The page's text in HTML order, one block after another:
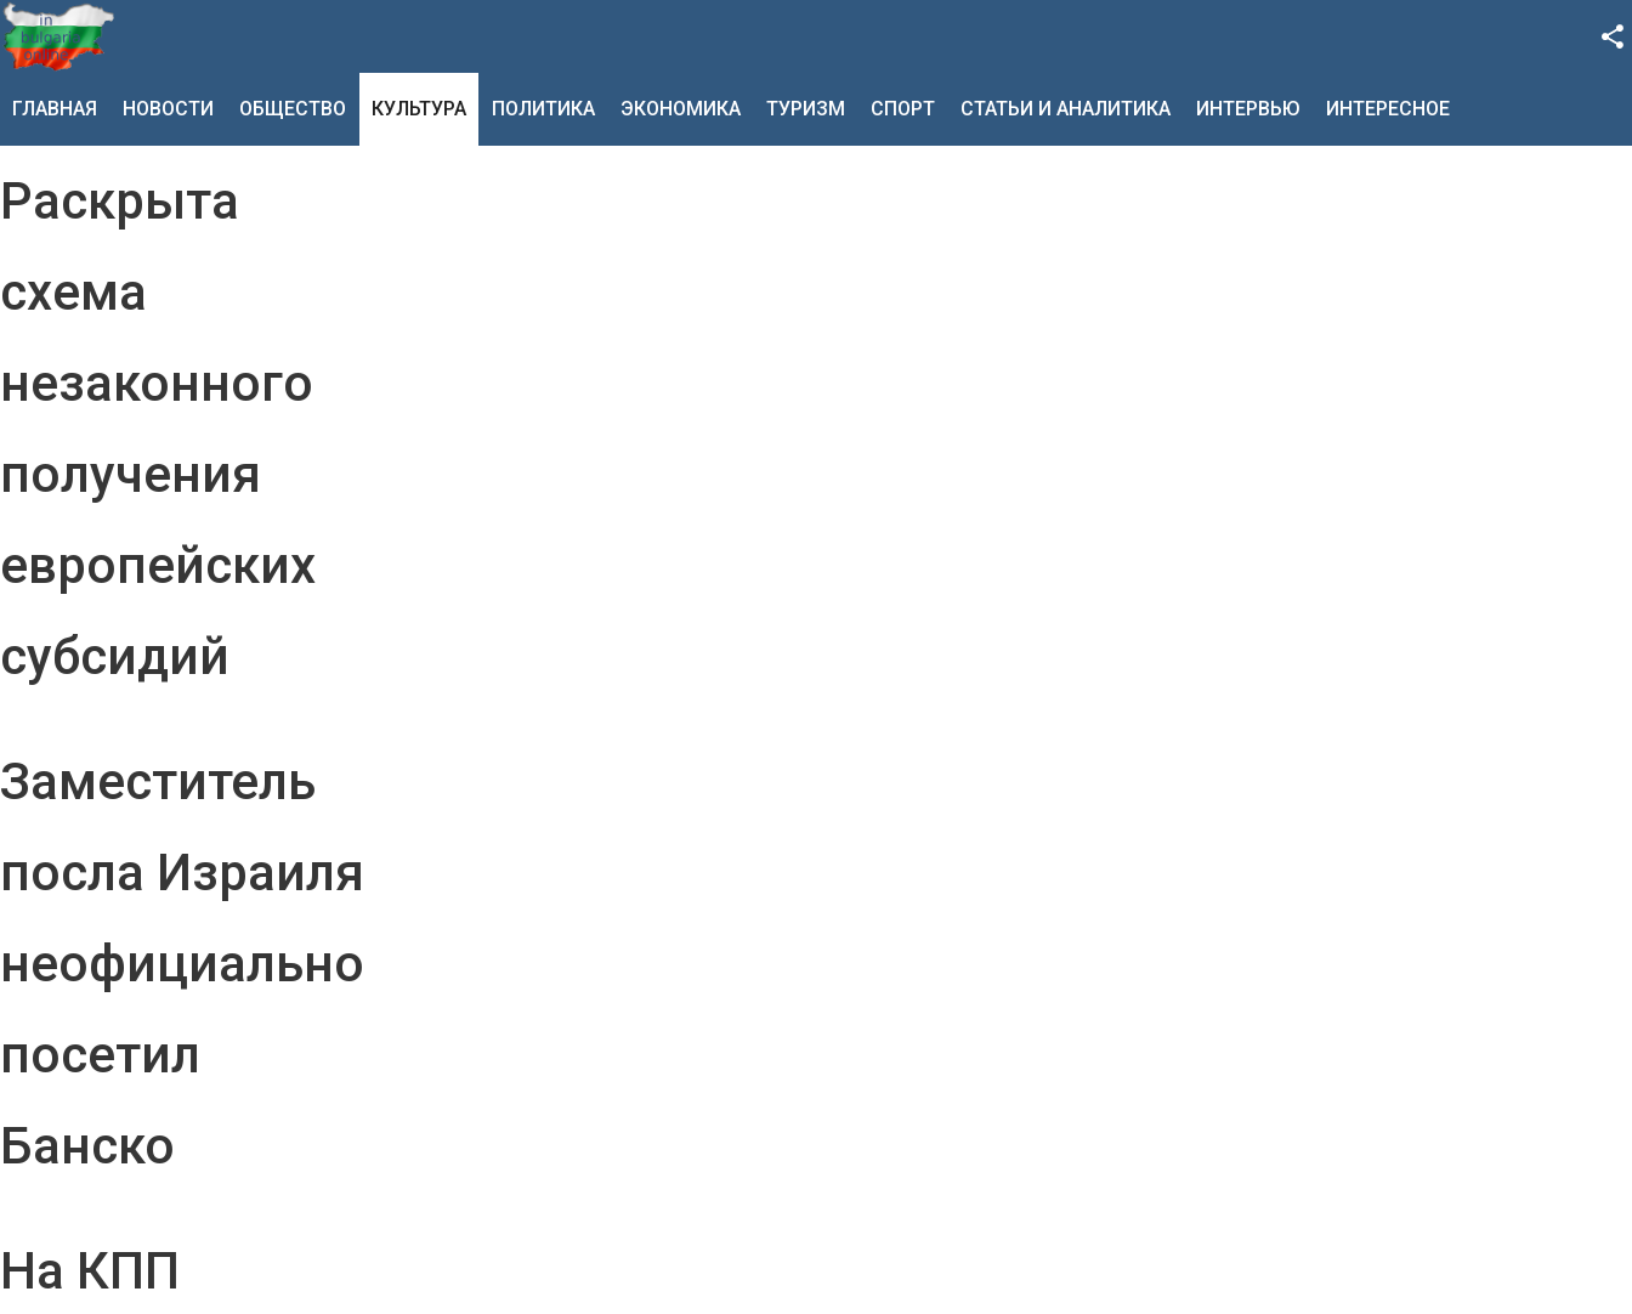
Google+
ГЛАВНАЯ НОВОСТИ ОБЩЕСТВО КУЛЬТУРА ПОЛИТИКА ЭКОНОМИКА ТУРИЗМ СПОРТ СТАТЬИ И АНАЛИТИКА ИНТЕРВЬЮ ИНТЕРЕСНОЕ
Раскрыта
схема
незаконного
получения
европейских
субсидий
Заместитель
посла Израиля
неофициально
посетил
Банско
На КПП